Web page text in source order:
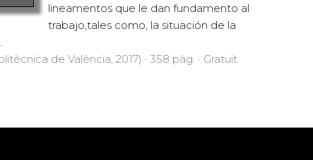
lineamentos que le dan fundamento al
trabajo,tales como, la situación de la
de València, 2017) · 358 pàg. · Gratuït